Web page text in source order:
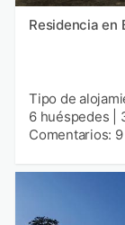
Residencia en
Tipo de
6 huéspedes
Comentarios: 9